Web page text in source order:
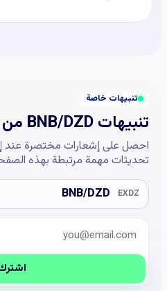
تنبيهات خاصة
تنبيهات BNB/DZD من EXDZ
احصل على إشعارات مختصرة عند
تحديثات مهمة مرتبطة بهذه
EXDZ
BNB/DZDالبريد الإلكتروني
Company website